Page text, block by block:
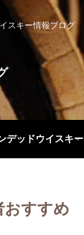
スキー情報ブログ
デッドウイスキー
おすすめ